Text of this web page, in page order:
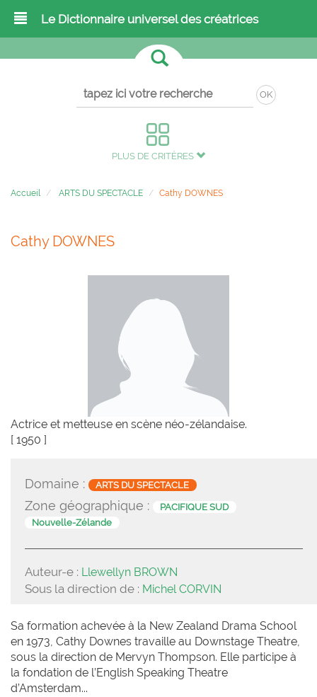
Le Dictionnaire universel des créatrices
OK
PLUS DE CRITÈRES
Accueil ARTS DU SPECTACLE Cathy DOWNES
Cathy DOWNES
Actrice et metteuse en scène néo-zélandaise.
[ 1950 ]
Domaine : ARTS DU SPECTACLE
Zone géographique :
PACIFIQUE SUD
Nouvelle-Zélande
Auteur-e : Llewellyn BROWN
Sous la direction de : Michel CORVIN
Sa formation achevée à la New Zealand Drama School
en 1973, Cathy Downes travaille au Downstage Theatre,
sous la direction de Mervyn Thompson. Elle participe à
la fondation de l’English Speaking Theatre
d’Amsterdam...